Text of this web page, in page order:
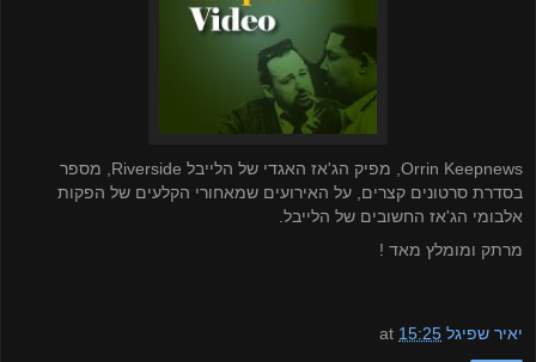
Orrin Keepnews , מפיק הג'אז האגדי של הלייבל Riverside
מספר
בסדרת סרטונים קצרים, על האירועים שמאחורי הקלעים של הפקות
אלבומי הג'אז החשובים של הלייבל.
מרתק ומומלץ מאד !
יאיר שפיגל at 15:25